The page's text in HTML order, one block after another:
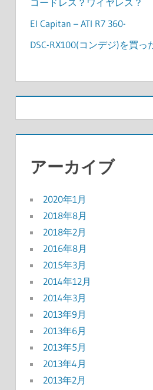
コードレス？ワイヤレス？
El Capitan – ATI R7 360-
DSC-RX100(コンデジ)を買っ
アーカイブ
2020年1月
2018年8月
2018年2月
2016年8月
2015年3月
2014年12月
2014年3月
2013年9月
2013年6月
2013年5月
2013年4月
2013年2月